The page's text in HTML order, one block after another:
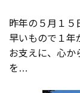
昨年の５月１５
早いもので１年
お支えに、心か
を…